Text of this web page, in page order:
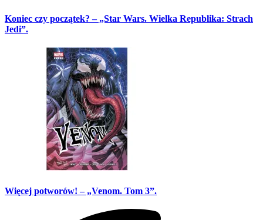
Koniec czy początek? – „Star Wars. Wielka Republika: Strach
Jedi”.
Więcej potworów! – „Venom. Tom 3”.